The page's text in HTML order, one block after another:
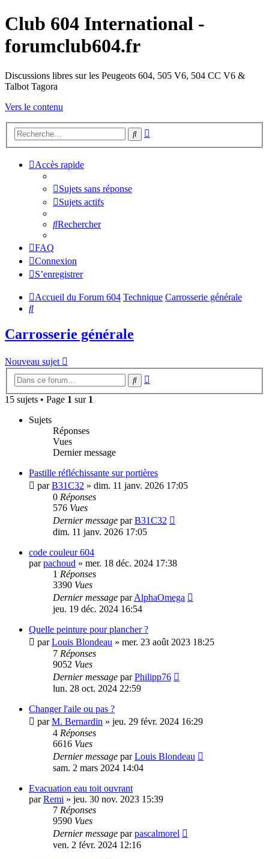
Club 604 International -
forumclub604.fr
Discussions libres sur les Peugeots 604, 505 V6, 504 CC V6 &
Talbot Tagora
Vers le contenu
Rechercher
Accès rapide
Sujets sans réponse
Sujets actifs
Rechercher
FAQ
Connexion
S’enregistrer
Accueil du Forum 604 Technique Carrosserie générale
Rechercher
Carrosserie générale
Nouveau sujet
Rechercher
15 sujets • Page 1 sur 1
Sujets
Réponses
Vues
Dernier message
Pastille réfléchissante sur portières
parB31C32 » dim. 11 janv. 2026 17:05
0 Réponses
576 Vues
Dernier message parB31C32
dim. 11 janv. 2026 17:05
code couleur 604
parpachoud » mer. 18 déc. 2024 17:38
1 Réponses
3390 Vues
Dernier message parAlphaOmega
jeu. 19 déc. 2024 16:54
Quelle peinture pour plancher ?
parLouis Blondeau » mer. 23 août 2023 18:25
7 Réponses
9052 Vues
Dernier message parPhilipp76
lun. 28 oct. 2024 22:59
Changer l'aile ou pas ?
parM. Bernardin » jeu. 29 févr. 2024 16:29
4 Réponses
6616 Vues
Dernier message parLouis Blondeau
sam. 2 mars 2024 14:04
Evacuation eau toit ouvrant
parRemi » jeu. 30 nov. 2023 15:39
7 Réponses
9590 Vues
Dernier message parpascalmorel
ven. 2 févr. 2024 12:16